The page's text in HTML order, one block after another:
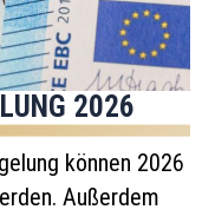
2026
können 2026
Außerdem